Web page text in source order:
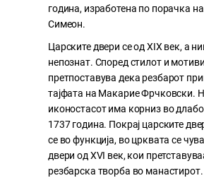
година, изработена по порачка
Симеон.
Царските двери се од XIX век, а
непознат. Според стилот и
претпоставува дека резбарот
тајфата на Макарие Фрчковски.
иконостасот има корниз во
1737 година. Покрај царските
се во функција, во црквата се
двери од XVI век, кои
резбарска творба во манастирот.